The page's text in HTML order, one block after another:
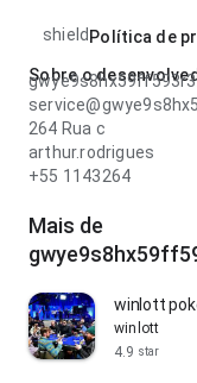
shield Política de
Sobre o
264 Rua c
arthur.rodrigues
+55 1143264
Mais de
winlott
winlott
4.9 star